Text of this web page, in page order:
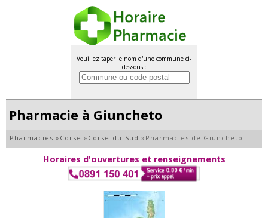
Veuillez taper le nom d'une commune ci-
dessous :
Pharmacie à Giuncheto
Pharmacies » Corse » Corse-du-Sud » Pharmacies de Giuncheto
Horaires d'ouvertures et renseignements